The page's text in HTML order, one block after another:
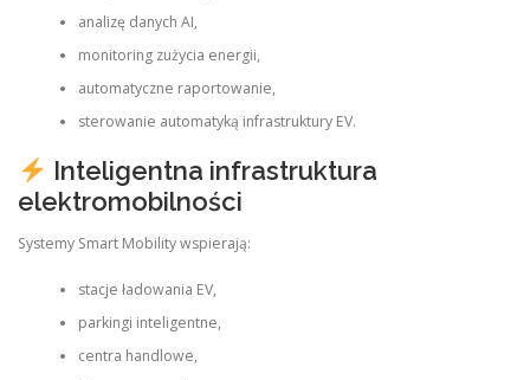
analizę danych AI,
monitoring zużycia energii,
automatyczne raportowanie,
sterowanie automatyką infrastruktury EV.
Inteligentna infrastruktura
elektromobilności
Systemy Smart Mobility wspierają:
stacje ładowania EV,
parkingi inteligentne,
centra handlowe,